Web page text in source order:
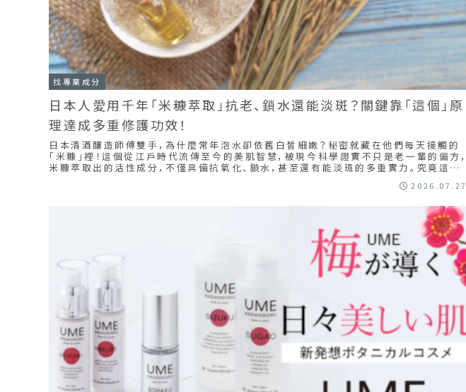
找專業成分
日本人愛用千年「米糠萃取」抗老、鎖水還能淡斑？關鍵靠「這個」原
理達成多重修護功效！
日本清酒釀造師傅雙手，為什麼常年泡水卻依舊白皙細嫩？秘密就藏在他們每天接觸的
「米糠」裡！這個從江戶時代流傳至今的美肌智慧，被現今科學證實不只是老一輩的偏方，
米糠萃取出的活性成分，不僅具備抗氧化、鎖水，甚至還有能淡斑的多重實力。究竟這流
2026.07.27